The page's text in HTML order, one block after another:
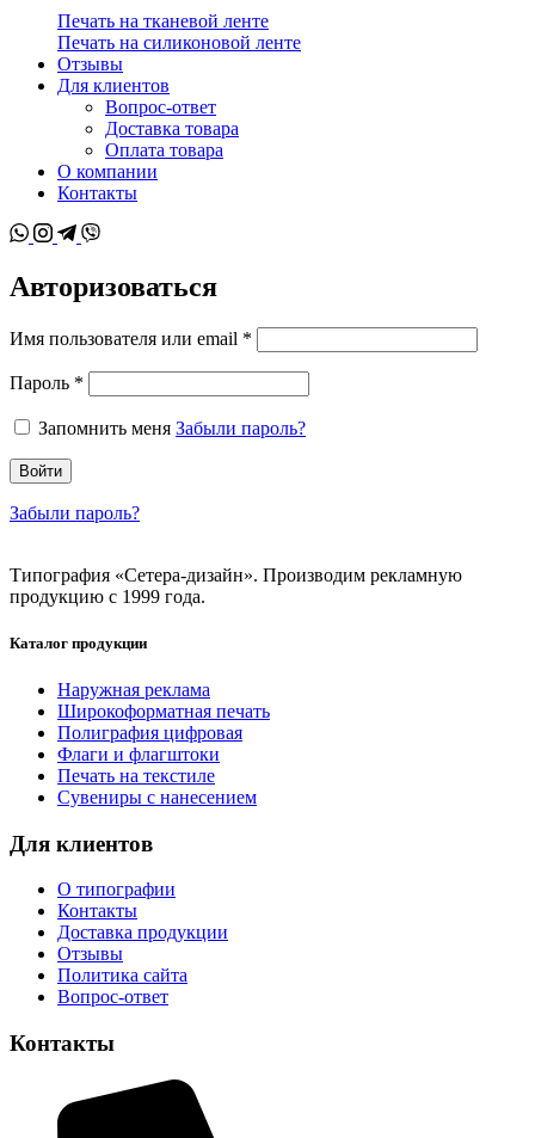
Печать на тканевой ленте
Печать на силиконовой ленте
Отзывы
Для клиентов
Вопрос-ответ
Доставка товара
Оплата товара
О компании
Контакты
Whatsapp
Instagram
Telegram
Viber
Авторизоваться
Имя пользователя или email *
Пароль *
Запомнить меня Забыли пароль?
Войти
Забыли пароль?
Типография «Сетера-дизайн». Производим рекламную
продукцию с 1999 года.
Каталог продукции
Наружная реклама
Широкоформатная печать
Полиграфия цифровая
Флаги и флагштоки
Печать на текстиле
Сувениры с нанесением
Для клиентов
О типографии
Контакты
Доставка продукции
Отзывы
Политика сайта
Вопрос-ответ
Контакты